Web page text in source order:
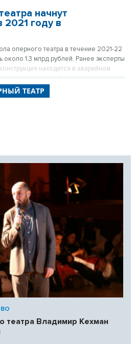
начнут
2021 году в
оперного театра в течение 2021-22
около 1,3 млрд рублей. Ранее эксперты
находится в аварийном
зрителей.
ТЕАТР
театра Владимир Кехман